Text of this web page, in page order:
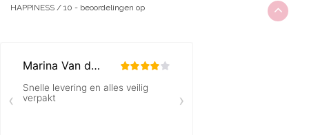
HAPPINESS / 10 - beoordelingen op